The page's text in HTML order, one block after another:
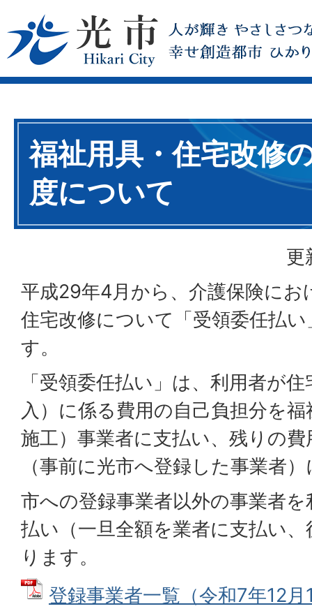
福祉用具・住宅改修
度について
更
平成29年4月から、介護保険にお
住宅改修について「受領委任払
す。
「受領委任払い」は、利用者が
入）に係る費用の自己負担分を
施工）事業者に支払い、残りの
（事前に光市へ登録した事業者
市への登録事業者以外の事業者
払い（一旦全額を業者に支払い
ります。
登録事業者一覧（令和7年12